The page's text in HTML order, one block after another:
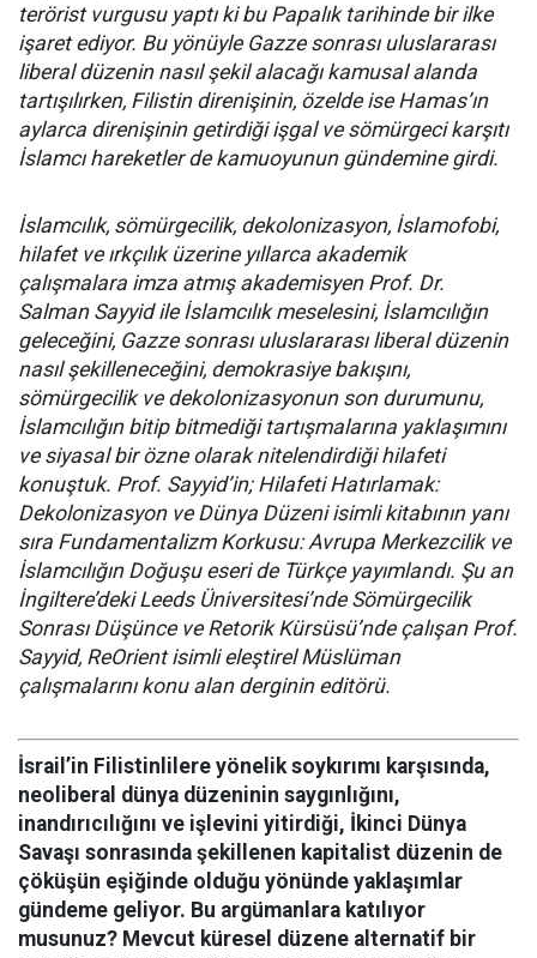
terörist vurgusu yaptı ki bu Papalık tarihinde bir ilke
işaret ediyor. Bu yönüyle Gazze sonrası uluslararası
liberal düzenin nasıl şekil alacağı kamusal alanda
tartışılırken, Filistin direnişinin, özelde ise Hamas’ın
aylarca direnişinin getirdiği işgal ve sömürgeci karşıtı
İslamcı hareketler de kamuoyunun gündemine girdi.
İslamcılık, sömürgecilik, dekolonizasyon, İslamofobi,
hilafet ve ırkçılık üzerine yıllarca akademik
çalışmalara imza atmış akademisyen Prof. Dr.
Salman Sayyid ile İslamcılık meselesini, İslamcılığın
geleceğini, Gazze sonrası uluslararası liberal düzenin
nasıl şekilleneceğini, demokrasiye bakışını,
sömürgecilik ve dekolonizasyonun son durumunu,
İslamcılığın bitip bitmediği tartışmalarına yaklaşımını
ve siyasal bir özne olarak nitelendirdiği hilafeti
konuştuk. Prof. Sayyid’in; Hilafeti Hatırlamak:
Dekolonizasyon ve Dünya Düzeni isimli kitabının yanı
sıra Fundamentalizm Korkusu: Avrupa Merkezcilik ve
İslamcılığın Doğuşu eseri de Türkçe yayımlandı. Şu an
İngiltere’deki Leeds Üniversitesi’nde Sömürgecilik
Sonrası Düşünce ve Retorik Kürsüsü’nde çalışan Prof.
Sayyid, ReOrient isimli eleştirel Müslüman
çalışmalarını konu alan derginin editörü.
İsrail’in Filistinlilere yönelik soykırımı karşısında,
neoliberal dünya düzeninin saygınlığını,
inandırıcılığını ve işlevini yitirdiği, İkinci Dünya
Savaşı sonrasında şekillenen kapitalist düzenin de
çöküşün eşiğinde olduğu yönünde yaklaşımlar
gündeme geliyor. Bu argümanlara katılıyor
musunuz? Mevcut küresel düzene alternatif bir